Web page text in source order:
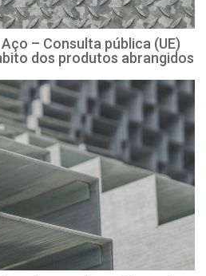
– Consulta pública (UE)
dos produtos abrangidos